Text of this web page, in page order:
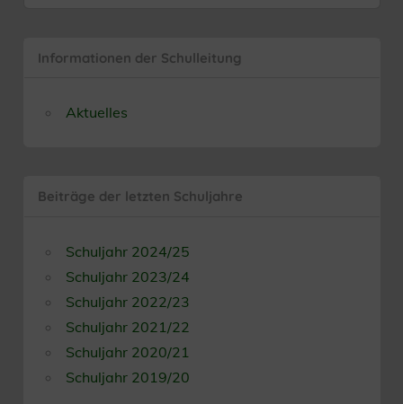
Informationen der Schulleitung
Aktuelles
Beiträge der letzten Schuljahre
Schuljahr 2024/25
Schuljahr 2023/24
Schuljahr 2022/23
Schuljahr 2021/22
Schuljahr 2020/21
Schuljahr 2019/20